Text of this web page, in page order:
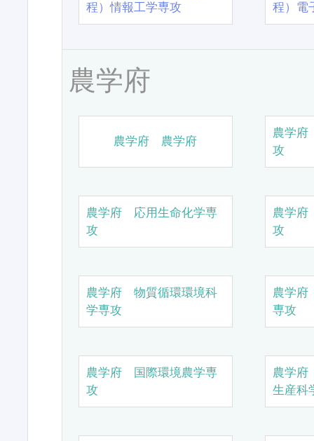
程）情報工学専攻
程）電
農学府
農学府 農学府
農学
攻
農学府 応用生命化学専
攻
農学
攻
農学府 物質循環環境科
学専攻
農学
専攻
農学府 国際環境農学専
攻
農学
生産科